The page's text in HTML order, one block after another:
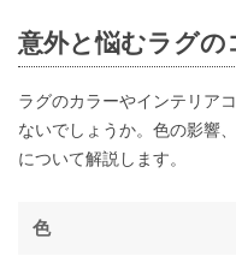
意外と悩むラグの
ラグのカラーやインテリア
ないでしょうか。色の影響
について解説します。
色